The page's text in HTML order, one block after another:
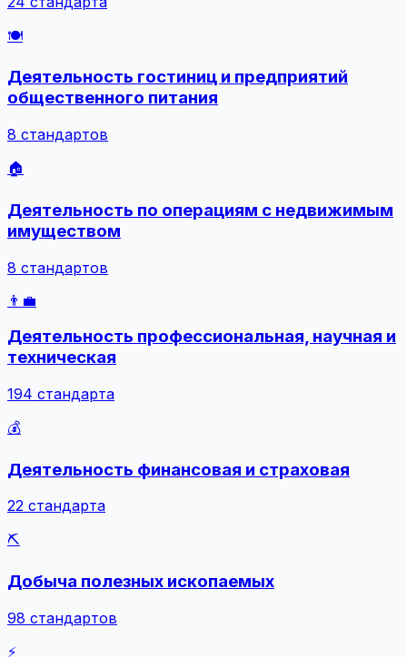
🍽️
Деятельность гостиниц и предприятий
общественного питания
8 стандартов
🏠
Деятельность по операциям с недвижимым
имуществом
8 стандартов
👨‍💼
Деятельность профессиональная, научная и
техническая
194 стандарта
💰
Деятельность финансовая и страховая
22 стандарта
⛏️
Добыча полезных ископаемых
98 стандартов
⚡